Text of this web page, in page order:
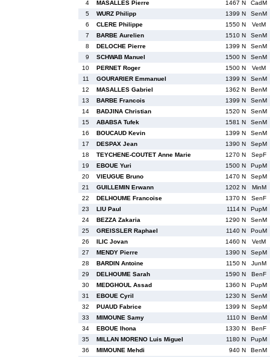
4
MASALLES Pierre 1467 N
CadM
5
WURZ Philipp 1399 N
SenM
6
CLERE Philippe 1550 N
VetM
7
BARBE Aurelien 1510 N
SenM
8
DELOCHE Pierre 1399 N
SenM
9
SCHWAB Manuel 1500 N
SenM
10
PERNET Roger 1500 N
VetM
11
GOURARIER Emmanuel 1399 N
SenM
12
MASALLES Gabriel 1362 N
BenM
13
BARBE Francois 1399 N
SenM
14
BADJINA Christian 1520 N
SenM
15
ABABSA Tufek 1581 N
SenM
16
BOUCAUD Kevin 1399 N
SenM
17
DESPAX Jean 1390 N
SepM
18
TEYCHENE-COUTET Anne Marie 1270 N
SepF
19
EBOUE Yuri 1500 N
PupM
20
VIEUGUE Bruno 1470 N
SepM
21
GUILLEMIN Erwann 1202 N
MinM
22
DELHOUME Francoise 1370 N
SenF
23
LIU Paul 1114 N
PupM
24
BEZZA Zakaria 1290 N
SenM
25
GREISSLER Raphael 1140 N
PouM
26
ILIC Jovan 1460 N
VetM
27
MENDY Pierre 1390 N
SepM
28
BARDIN Antoine 1150 N
JunM
29
DELHOUME Sarah 1590 N
BenF
30
MEDGHOUL Assad 1360 N
PupM
31
EBOUE Cyril 1230 N
SenM
32
PUAUD Fabrice 1399 N
SepM
33
MIMOUNE Samy 1110 N
BenM
34
EBOUE Ihona 1330 N
BenF
35
MILLAN MORENO Luis Miguel 1180 N
PupM
36
MIMOUNE Mehdi 940 N
BenM